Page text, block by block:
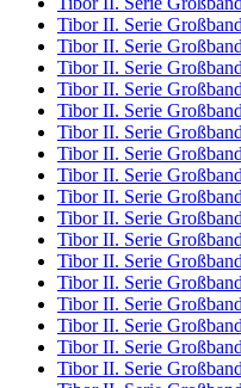
Tibor II. Serie
Tibor II. Serie
Tibor II. Serie
Tibor II. Serie
Tibor II. Serie
Tibor II. Serie
Tibor II. Serie
Tibor II. Serie
Tibor II. Serie
Tibor II. Serie
Tibor II. Serie
Tibor II. Serie
Tibor II. Serie
Tibor II. Serie
Tibor II. Serie
Tibor II. Serie
Tibor II. Serie